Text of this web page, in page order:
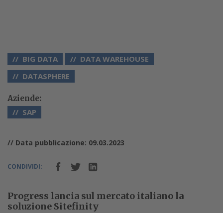
BIG DATA
DATA WAREHOUSE
DATASPHERE
Aziende:
SAP
// Data pubblicazione: 09.03.2023
CONDIVIDI:
Progress lancia sul mercato italiano la
soluzione Sitefinity